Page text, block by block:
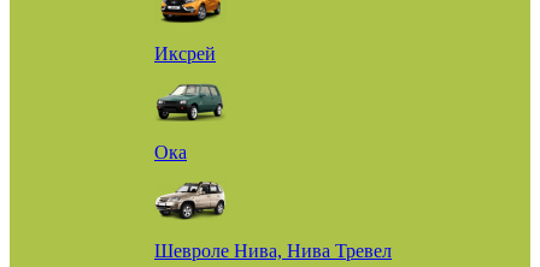
Иксрей
Ока
Шевроле Нива, Нива Тревел